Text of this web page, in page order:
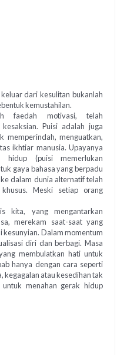
dari kesulitan bukanlah
kemustahilan.
faedah motivasi, telah
Puisi adalah juga
memperindah, menguatkan,
ikhtiar manusia. Upayanya
hidup (puisi memerlukan
gaya bahasa yang berpadu
dalam dunia alternatif telah
Meski setiap orang
kita, yang mengantarkan
merekam saat-saat yang
Dalam momentum
diri dan berbagi. Masa
membulatkan hati untuk
hanya dengan cara seperti
kegagalan atau kesedihan tak
menahan gerak hidup